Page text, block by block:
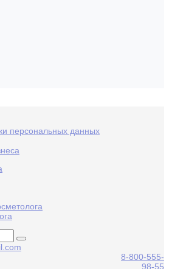
персональных данных
8-800-555-
98-55